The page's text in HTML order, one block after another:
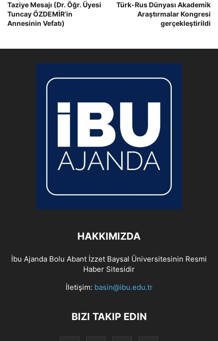
Taziye Mesajı (Dr. Öğr. Üyesi
Tuncay ÖZDEMİR’in
Annesinin Vefatı)
Türk-Rus Dünyası Akademik
Araştırmalar Kongresi
gerçekleştirildi
HAKKIMIZDA
İbu Ajanda Bolu Abant İzzet Baysal Üniversitesinin Resmi
Haber Sitesidir
İletişim: basin@ibu.edu.tr
BIZI TAKIP EDIN